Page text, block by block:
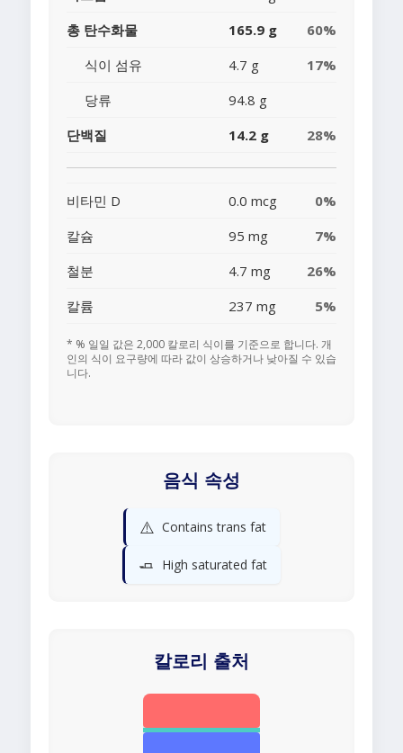
총 탄수화물
165.9 g
60%
식이 섬유
4.7 g
17%
당류
94.8 g
단백질
14.2 g 28%
비타민 D 0.0 mcg
0%
칼슘
95 mg
7%
철분
4.7 mg
26%
칼륨
237 mg 5%
* % 일일 값은 2,000 칼로리 식이를 기준으로 합니다. 개
인의 식이 요구량에 따라 값이 상승하거나 낮아질 수 있습
니다.
음식 속성
⚠️ Contains trans fat
🧈 High saturated fat
칼로리 출처